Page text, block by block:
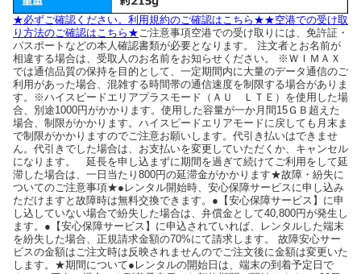
★必ずご確認ください。利用規約のご確認はこちら★★空港での受け取
り方法のご確認はこちら★ご注意事項空港での受け取りには、免許証・
パスポートなどの本人確認書類が必要となります。 注文者とお名前が
相違する場合は、受取人のお名前をお知らせください。 ※ＷＩＭＡＸ
では通信品質の保持を目的として、一定期間内に大量のデータ通信のご
利用があった場合、混雑する時間帯の通信速度を制限する場合がありま
す。※ハイスピードエリアプラスモード（ＡＵ ＬＴＥ）を使用した場
合、別途1000円がかかります。使用した容量が一か月間15ＧＢ超えた
場合、制限がかかります。ハイスピードエリアモードに戻しても月末ま
で制限がかかりますのでご注意お願いします。代引き払いはできませ
ん。代引きでした場合は、お支払いを変更していただくか、キャンセル
になります。 延長を申し込まずに期間を過ぎて続けてご利用をして延
滞した場合は、一日当たり800円の延滞金がかかります★故障・紛失に
ついてのご注意事項★●レンタル開始時、安心保障サービスに申し込み
ただけますと故障時は無料交換できます。●【安心保障サービス】に申
し込していない場合で紛失した場合は、弁償金として40,800円が発生し
ます。●【安心保障サービス】に申込されていれば、レンタルした端末
を紛失した場合、正規請求金額の70%にて請求します。 故障安心サー
ビスの金額はご注文時は反映されませんのでご注文後に金額は変更いた
します。★期間について●レンタルの開始日は、端末の到着予定日で